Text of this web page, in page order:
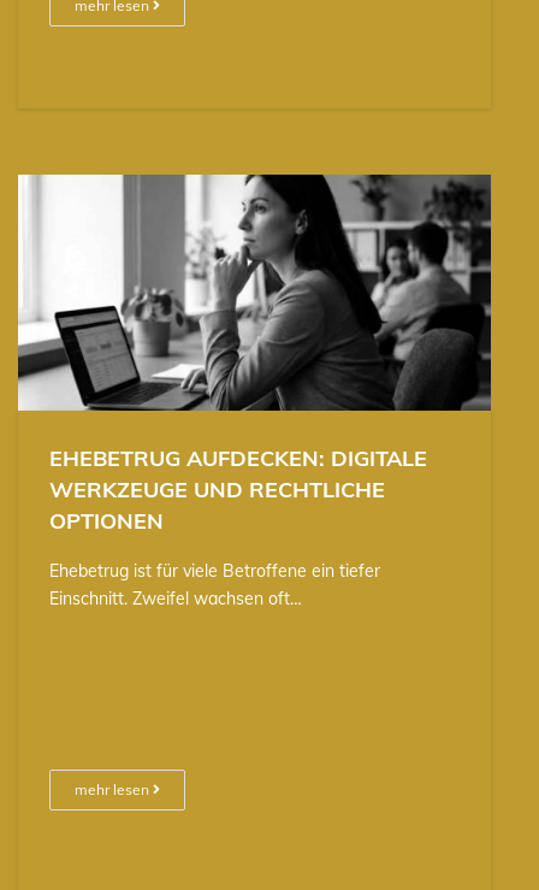
mehr lesen
EHEBETRUG AUFDECKEN: DIGITALE
WERKZEUGE UND RECHTLICHE
OPTIONEN
Ehebetrug ist für viele Betroffene ein tiefer
Einschnitt. Zweifel wachsen oft…
mehr lesen